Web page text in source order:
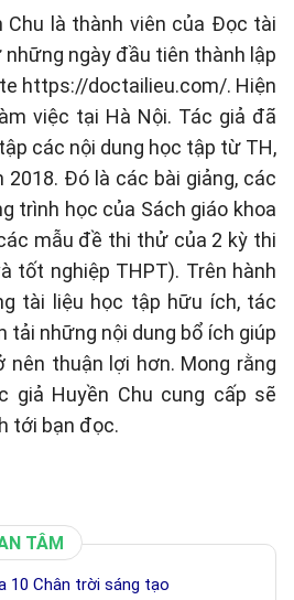
Chu là thành viên của Đọc tài
những ngày đầu tiên thành lập
https://doctailieu.com/. Hiện
việc tại Hà Nội. Tác giả đã
các nội dung học tập từ TH,
2018. Đó là các bài giảng, các
trình học của Sách giáo khoa
mẫu đề thi thử của 2 kỳ thi
tốt nghiệp THPT). Trên hành
tài liệu học tập hữu ích, tác
tải những nội dung bổ ích giúp
thuận lợi hơn. Mong rằng
giả Huyền Chu cung cấp sẽ
tới bạn đọc.
TÂM
10 Chân trời sáng tạo